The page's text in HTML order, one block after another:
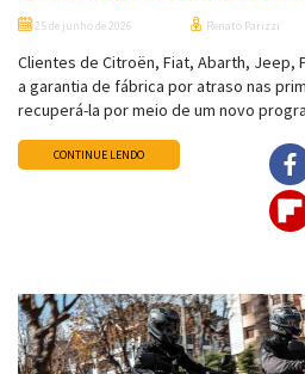
25 de junho de 2026 Renato Parizzi
Clientes de Citroën, Fiat, Abarth, Jeep,
a garantia de fábrica por atraso nas
recuperá-la por meio de um novo
CONTINUE LENDO